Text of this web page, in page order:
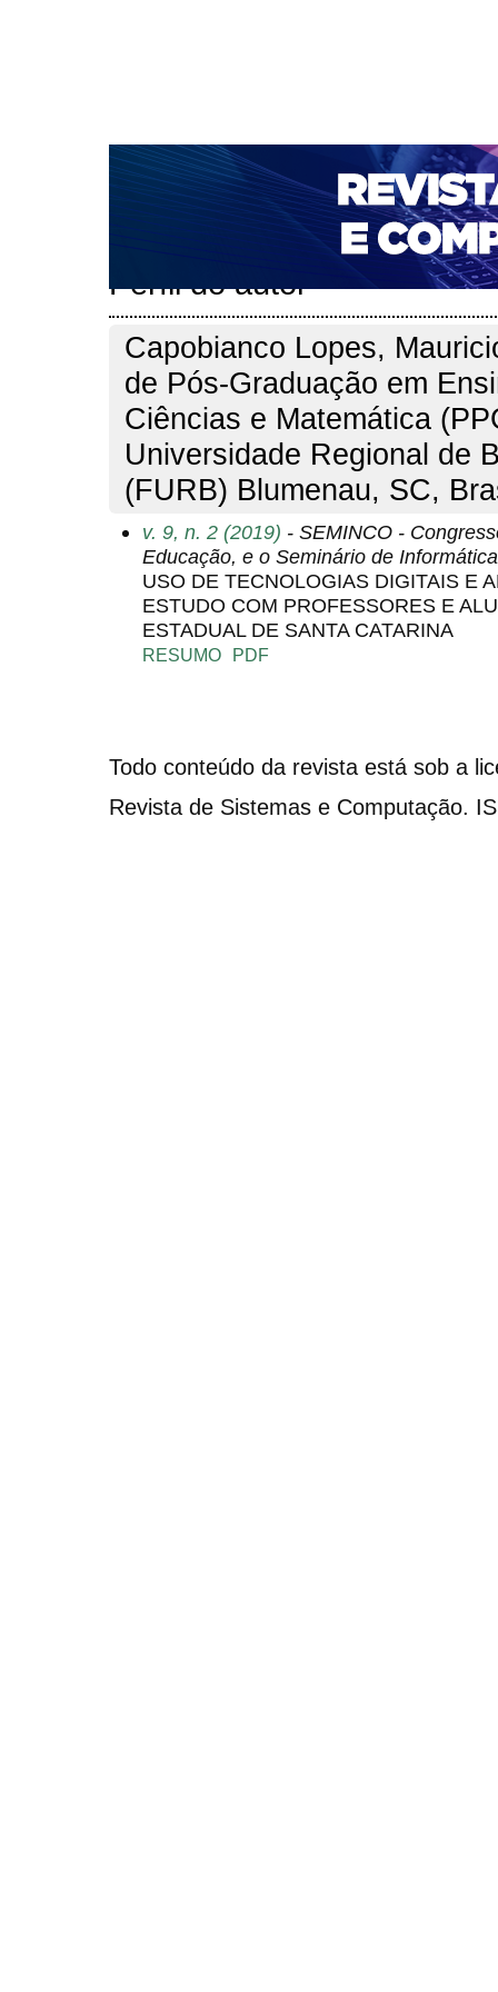
CAPA SOBRE ACESSO CADASTRO
NOTÍCIAS
PORTAL DE REVISTAS DA UNIFACS
PARA AVALIADORES
NOVA SUBMISSÃO
Perfil do autor
Capobianco Lopes,
de Pós-Graduação em
Ciências e Matemática
Universidade Regional de
(FURB) Blumenau, SC,
v. 9, n. 2 (2019) - SEMINCO -
Educação, e o Seminário de
USO DE TECNOLOGIAS DIGITAIS E
ESTUDO COM PROFESSORES E
ESTADUAL DE SANTA CATARINA
RESUMO PDF
Todo conteúdo da revista está sob a
Revista de Sistemas e Computação.